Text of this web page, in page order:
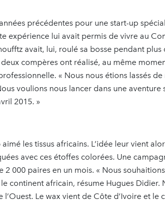
précédentes pour une start-up
expérience lui avait permis de vivre au
avait, lui, roulé sa bosse pendant
compères ont réalisé, au même
« Nous nous étions lassés
voulions nous lancer dans une aventure
2015. »
les tissus africains. L’idée leur vient
avec ces étoffes colorées. Une
000 paires en un mois. « Nous
continent africain, résume Hugues Didier.
l’Ouest. Le wax vient de Côte d’Ivoire et le